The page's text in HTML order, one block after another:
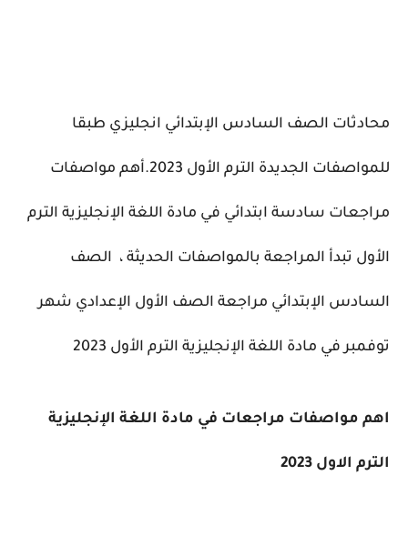
محادثات الصف السادس الإبتدائي انجليزي طبقا
للمواصفات الجديدة الترم الأول 2023.أهم مواصفات
مراجعات سادسة ابتدائي في مادة اللغة الإنجليزية الترم
الأول تبدأ المراجعة بالمواصفات الحديثة ، الصف
السادس الإبتدائي مراجعة الصف الأول الإعدادي شهر
توفمبر في مادة اللغة الإنجليزية الترم الأول 2023
اهم مواصفات مراجعات في مادة اللغة الإنجليزية
الترم الاول 2023